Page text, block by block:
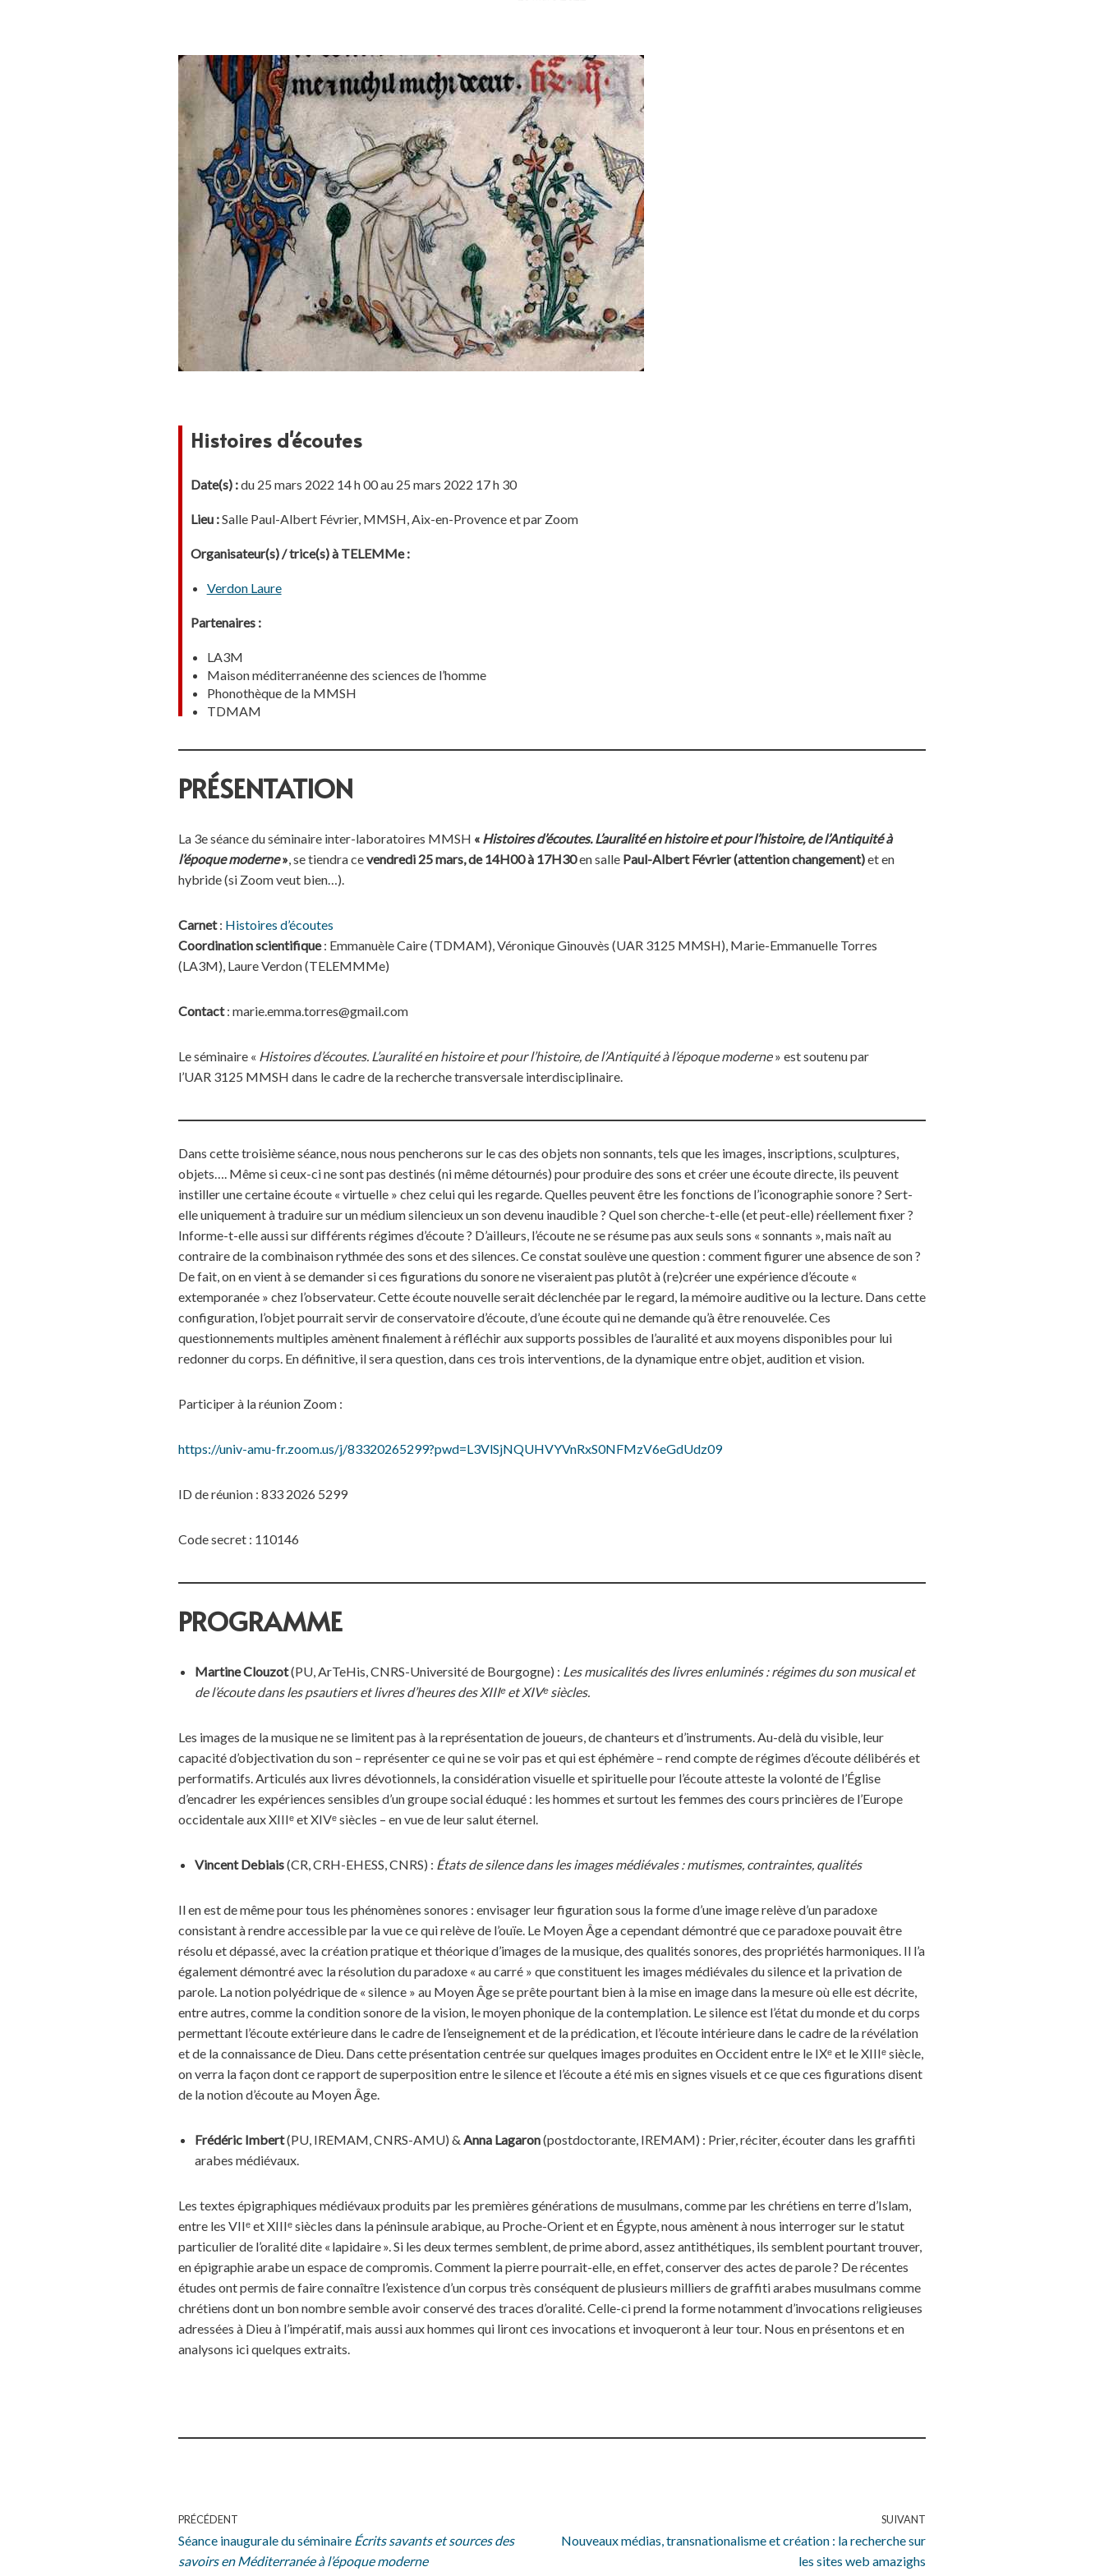
Histoires d'écoutes
Date(s) :du 25 mars 2022 14 h 00 au 25 mars 2022 17 h 30
Lieu :Salle Paul-Albert Février, MMSH, Aix-en-Provence et par Zoom
Organisateur(s) / trice(s) à TELEMMe :
Verdon Laure
Partenaires :
LA3M
Maison méditerranéenne des sciences de l’homme
Phonothèque de la MMSH
TDMAM
PRÉSENTATION
La 3e séance du séminaire inter-laboratoires MMSH « Histoires d’écoutes. L’auralité en histoire et pour l’histoire, de l’Antiquité à
l’époque moderne», se tiendra cevendredi 25mars, de 14H00 à 17H30en salle Paul-Albert Février (attention changement)eten
hybride (si Zoom veut bien…).
Carnet: Histoires d’écoutes
Coordination scientifique: Emmanuèle Caire (TDMAM), Véronique Ginouvès (UAR 3125 MMSH), Marie-Emmanuelle Torres
(LA3M), Laure Verdon (TELEMMMe)
Contact: marie.emma.torres@gmail.com
Le séminaire « Histoires d’écoutes. L’auralité en histoire et pour l’histoire, de l’Antiquité à l’époque moderne» est soutenu par
l’UAR 3125 MMSH dans le cadre de la recherche transversale interdisciplinaire.
Dans cette troisième séance, nous nous pencherons sur le cas des objets non sonnants, tels que les images, inscriptions, sculptures,
objets…. Même si ceux-ci ne sont pas destinés (ni même détournés) pour produire des sons et créer une écoute directe, ils peuvent
instiller une certaine écoute « virtuelle » chez celui qui les regarde. Quelles peuvent être les fonctions de l’iconographie sonore ? Sert-
elle uniquement à traduire sur un médium silencieux un son devenu inaudible ? Quel son cherche-t-elle (et peut-elle) réellement fixer ?
Informe-t-elle aussi sur différents régimes d’écoute ? D’ailleurs, l’écoute ne se résume pas aux seuls sons « sonnants », mais naît au
contraire de la combinaison rythmée des sons et des silences. Ce constat soulève une question : comment figurer une absence de son ?
De fait, on en vient à se demander si ces figurations du sonore ne viseraient pas plutôt à (re)créer une expérience d’écoute «
extemporanée » chez l’observateur. Cette écoute nouvelle serait déclenchée par le regard, la mémoire auditive ou la lecture. Dans cette
configuration, l’objet pourrait servir de conservatoire d’écoute, d’une écoute qui ne demande qu’à être renouvelée. Ces
questionnements multiples amènent finalement à réfléchir aux supports possibles de l’auralité et aux moyens disponibles pour lui
redonner du corps. En définitive, il sera question, dans ces trois interventions, de la dynamique entre objet, audition et vision.
Participer à la réunion Zoom :
https://univ-amu-fr.zoom.us/j/83320265299?pwd=L3VlSjNQUHVYVnRxS0NFMzV6eGdUdz09
ID de réunion : 833 2026 5299
Code secret : 110146
PROGRAMME
Martine Clouzot(PU, ArTeHis, CNRS-Université de Bourgogne) : Les musicalités des livres enluminés : régimes du son musical et
de l’écoute dans les psautiers et livres d’heures des XIIIᵉ et XIVᵉ siècles.
Les images de la musique ne se limitent pas à la représentation de joueurs, de chanteurs et d’instruments. Au-delà du visible, leur
capacité d’objectivation du son – représenter ce qui ne se voir pas et qui est éphémère – rend compte de régimes d’écoute délibérés et
performatifs. Articulés aux livres dévotionnels, la considération visuelle et spirituelle pour l’écoute atteste la volonté de l’Église
d’encadrer les expériences sensibles d’un groupe social éduqué : les hommes et surtout les femmes des cours princières de l’Europe
occidentale aux XIIIᵉ et XIVᵉ siècles – en vue de leur salut éternel.
Vincent Debiais(CR, CRH-EHESS, CNRS) : États de silence dans les images médiévales : mutismes, contraintes, qualités
Il en est de même pour tous les phénomènes sonores : envisager leur figuration sous la forme d’une image relève d’un paradoxe
consistant à rendre accessible par la vue ce qui relève de l’ouïe. Le Moyen Âge a cependant démontré que ce paradoxe pouvait être
résolu et dépassé, avec la création pratique et théorique d’images de la musique, des qualités sonores, des propriétés harmoniques. Il l’a
également démontré avec la résolution du paradoxe « au carré » que constituent les images médiévales du silence et la privation de
parole. La notion polyédrique de « silence » au Moyen Âge se prête pourtant bien à la mise en image dans la mesure où elle est décrite,
entre autres, comme la condition sonore de la vision, le moyen phonique de la contemplation. Le silence est l’état du monde et du corps
permettant l’écoute extérieure dans le cadre de l’enseignement et de la prédication, et l’écoute intérieure dans le cadre de la révélation
et de la connaissance de Dieu. Dans cette présentation centrée sur quelques images produites en Occident entre le IXᵉ et le XIIIᵉ siècle,
on verra la façon dont ce rapport de superposition entre le silence et l’écoute a été mis en signes visuels et ce que ces figurations disent
de la notion d’écoute au Moyen Âge.
Frédéric Imbert(PU, IREMAM, CNRS-AMU) & Anna Lagaron(postdoctorante, IREMAM) : Prier, réciter, écouter dans les graffiti
arabes médiévaux.
Les textes épigraphiques médiévaux produits par les premières générations de musulmans, comme par les chrétiens en terre d’Islam,
entre les VIIᵉ et XIIIᵉ siècles dans la péninsule arabique, au Proche-Orient et en Égypte, nous amènent à nous interroger sur le statut
particulier de l’oralité dite « lapidaire ». Si les deux termes semblent, de prime abord, assez antithétiques, ils semblent pourtant trouver,
en épigraphie arabe un espace de compromis. Comment la pierre pourrait-elle, en effet, conserver des actes de parole ? De récentes
études ont permis de faire connaître l’existence d’un corpus très conséquent de plusieurs milliers de graffiti arabes musulmans comme
chrétiens dont un bon nombre semble avoir conservé des traces d’oralité. Celle-ci prend la forme notamment d’invocations religieuses
adressées à Dieu à l’impératif, mais aussi aux hommes qui liront ces invocations et invoqueront à leur tour. Nous en présentons et en
analysons ici quelques extraits.
PRÉCÉDENT
Séance inaugurale du séminaire Écrits savants et sources des
savoirs en Méditerranée à l’époque moderne
SUIVANT
Nouveaux médias, transnationalisme et création : la recherche sur
les sites web amazighs